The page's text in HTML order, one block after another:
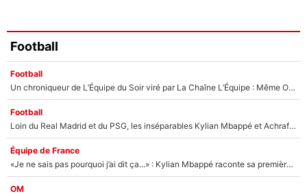
Football
Football
Un chroniqueur de L’Équipe du Soir viré par La Chaîne L’Équipe : Même Olivier Ménard n’avait pas pu empêcher son départ, «je l’ai appris sur Twitter, je l’ai vécu assez mal»
Football
Loin du Real Madrid et du PSG, les inséparables Kylian Mbappé et Achraf Hakimi changent d'équipe le temps d'une journée !
Équipe de France
«Je ne sais pas pourquoi j’ai dit ça...» : Kylian Mbappé raconte sa première rencontre avec Zinédine Zidane (et c’est très drôle)
OM